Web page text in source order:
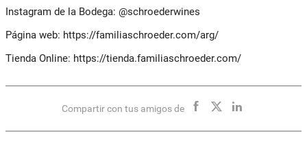
Instagram de la Bodega: @schroederwines
Página web: https://familiaschroeder.com/arg/
Tienda Online: https://tienda.familiaschroeder.com/
Compartir con tus amigos de